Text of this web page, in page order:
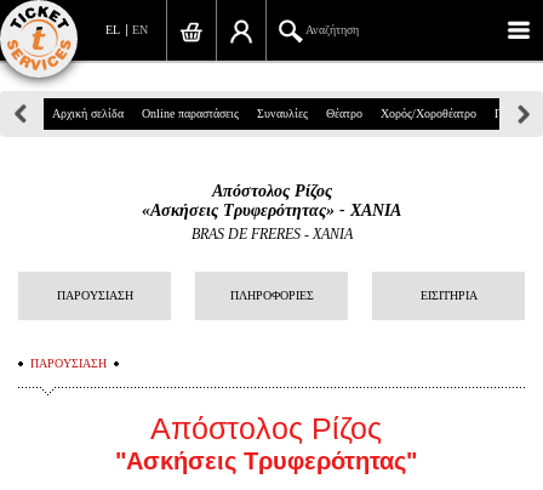
EN
EL Αναζήτηση
Πανεπιστημίου 39, Αθήνα
info@ticketservices.gr
Σύνδεση/Εγγραφή
Αρχική σελίδα Online παραστάσεις Συναυλίες Θέατρο Χορός/Χοροθέατρο Παιδικά
Απόστολος Ρίζος
«Ασκήσεις Τρυφερότητας» - ΧΑΝΙΑ
BRAS DE FRERES - ΧΑΝΙΑ
ΠΑΡΟΥΣΙΑΣΗ ΠΛΗΡΟΦΟΡΙΕΣ ΕΙΣΙΤΗΡΙΑ
ΠΑΡΟΥΣΙΑΣΗ
Απόστολος Ρίζος
"Ασκήσεις Τρυφερότητας"